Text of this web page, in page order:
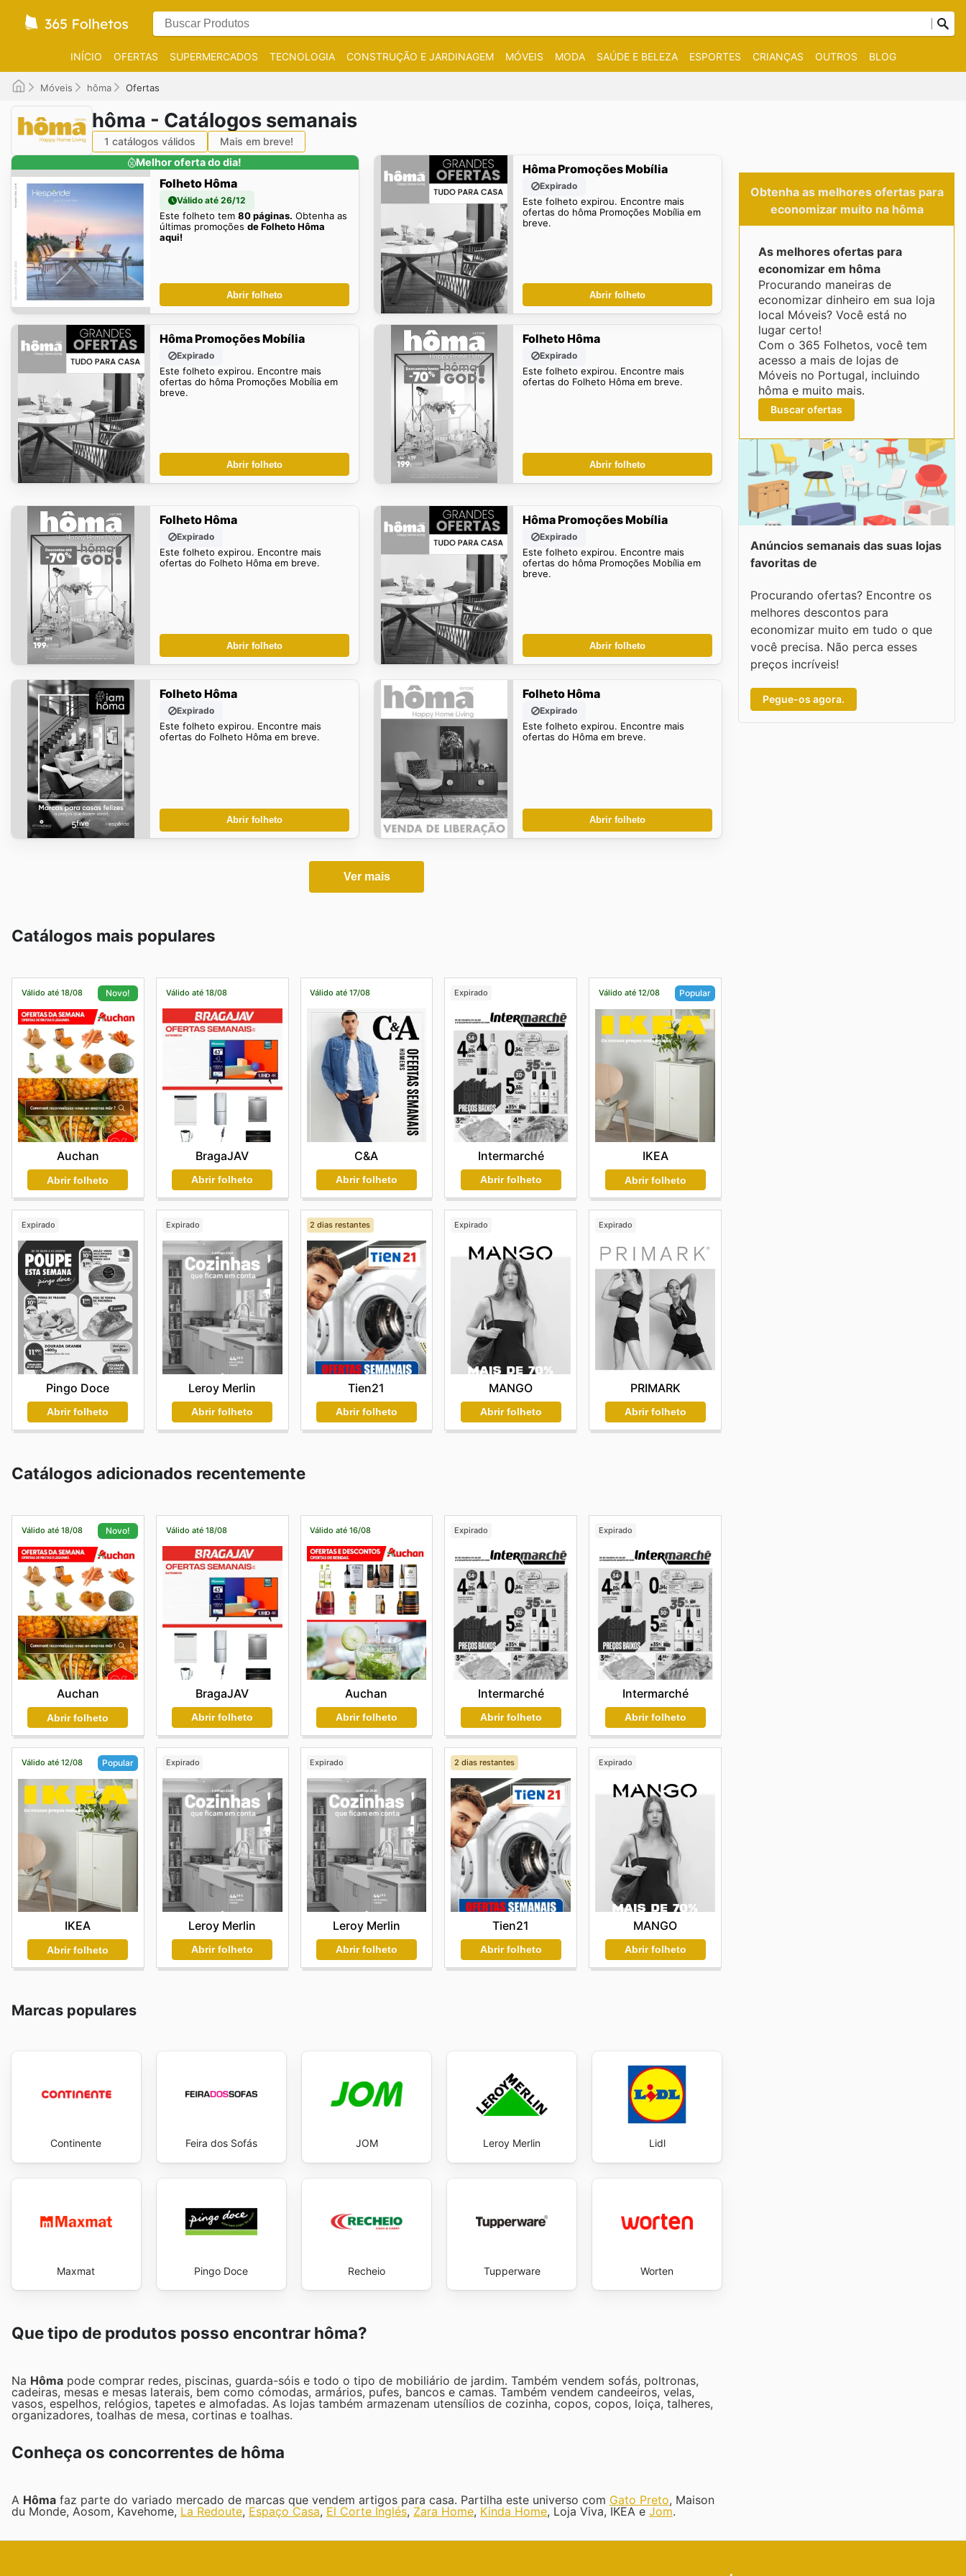
INÍCIO OFERTAS SUPERMERCADOS TECNOLOGIA CONSTRUÇÃO E JARDINAGEM MÓVEIS MODA SAÚDE E BELEZA ESPORTES CRIANÇAS OUTROS BLOG
Móveis hôma Ofertas
hôma - Catálogos semanais
1 catálogos válidos
Mais em breve!
Melhor oferta do dia!
Folheto Hôma
Válido até 26/12
Este folheto tem 80 páginas. Obtenha as
últimas promoções de Folheto Hôma
aqui!
Abrir folheto
Hôma Promoções Mobília
Expirado
Este folheto expirou. Encontre mais
ofertas do hôma Promoções Mobília em
breve.
Abrir folheto
Hôma Promoções Mobília
Expirado
Este folheto expirou. Encontre mais
ofertas do hôma Promoções Mobília em
breve.
Abrir folheto
Folheto Hôma
Expirado
Este folheto expirou. Encontre mais
ofertas do Folheto Hôma em breve.
Abrir folheto
Folheto Hôma
Expirado
Este folheto expirou. Encontre mais
ofertas do Folheto Hôma em breve.
Abrir folheto
Hôma Promoções Mobília
Expirado
Este folheto expirou. Encontre mais
ofertas do hôma Promoções Mobília em
breve.
Abrir folheto
Folheto Hôma
Expirado
Este folheto expirou. Encontre mais
ofertas do Folheto Hôma em breve.
Abrir folheto
Folheto Hôma
Expirado
Este folheto expirou. Encontre mais
ofertas do Hôma em breve.
Abrir folheto
Ver mais
Catálogos mais populares
Válido até 18/08 Novo!
Auchan
Abrir folheto
Válido até 18/08
BragaJAV
Abrir folheto
Válido até 17/08
C&A
Abrir folheto
Expirado
Intermarché
Abrir folheto
Válido até 12/08 Popular
IKEA
Abrir folheto
Expirado
Pingo Doce
Abrir folheto
Expirado
Leroy Merlin
Abrir folheto
2 dias restantes
Tien21
Abrir folheto
Expirado
MANGO
Abrir folheto
Expirado
PRIMARK
Abrir folheto
Catálogos adicionados recentemente
Válido até 18/08 Novo!
Auchan
Abrir folheto
Válido até 18/08
BragaJAV
Abrir folheto
Válido até 16/08
Auchan
Abrir folheto
Expirado
Intermarché
Abrir folheto
Expirado
Intermarché
Abrir folheto
Válido até 12/08 Popular
IKEA
Abrir folheto
Expirado
Leroy Merlin
Abrir folheto
Expirado
Leroy Merlin
Abrir folheto
2 dias restantes
Tien21
Abrir folheto
Expirado
MANGO
Abrir folheto
Marcas populares
Continente Feira dos Sofás JOM Leroy Merlin Lidl
Maxmat Pingo Doce Recheio Tupperware Worten
Que tipo de produtos posso encontrar hôma?
Na Hôma pode comprar redes, piscinas, guarda-sóis e todo o tipo de mobiliário de jardim. Também vendem sofás, poltronas,
cadeiras, mesas e mesas laterais, bem como cómodas, armários, pufes, bancos e camas. Também vendem candeeiros, velas,
vasos, espelhos, relógios, tapetes e almofadas. As lojas também armazenam utensílios de cozinha, copos, copos, loiça, talheres,
organizadores, toalhas de mesa, cortinas e toalhas.
Conheça os concorrentes de hôma
A Hôma faz parte do variado mercado de marcas que vendem artigos para casa. Partilha este universo com Gato Preto, Maison
du Monde, Aosom, Kavehome, La Redoute, Espaço Casa, El Corte Inglés, Zara Home, Kinda Home, Loja Viva, IKEA e Jom.
Obtenha as melhores ofertas para
economizar muito na hôma
As melhores ofertas para
economizar em hôma
Procurando maneiras de
economizar dinheiro em sua loja
local Móveis? Você está no
lugar certo!
Com o 365 Folhetos, você tem
acesso a mais de lojas de
Móveis no Portugal, incluindo
hôma e muito mais.
Buscar ofertas
Anúncios semanais das suas lojas
favoritas de
Procurando ofertas? Encontre os
melhores descontos para
economizar muito em tudo o que
você precisa. Não perca esses
preços incríveis!
Pegue-os agora.